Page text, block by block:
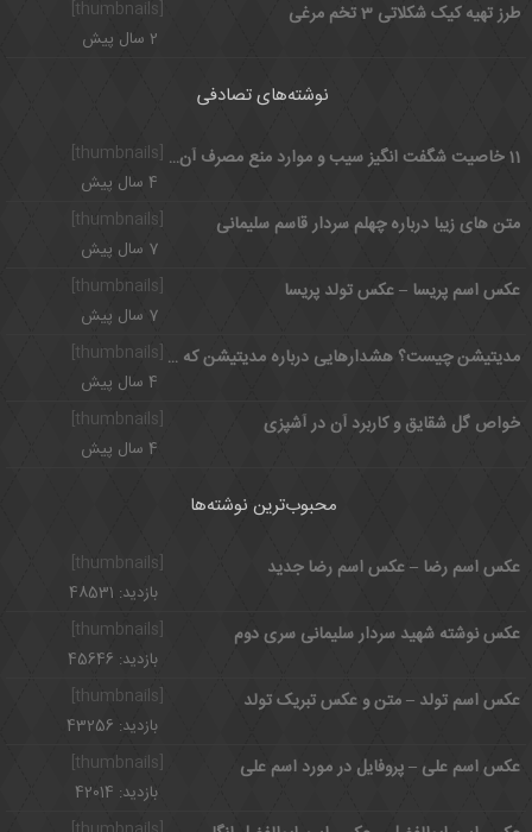
طرز تهیه کیک شکلاتی 3 تخم مرغی
2 سال پیش
نوشته‌های تصادفی
[thumbnails] 11 خاصیت شگفت انگیز سیب و موارد منع مصرف آن که باید بدانید
4 سال پیش
متن های زیبا درباره چهلم سردار قاسم سلیمانی
7 سال پیش
[thumbnails]
عکس اسم پریسا – عکس تولد پریسا
7 سال پیش
مدیتیشن چیست؟ هشدارهایی درباره مدیتیشن که باید بدانید
4 سال پیش
خواص گل شقایق و کاربرد آن در آشپزی
4 سال پیش
محبوب‌ترین نوشته‌ها
عکس اسم رضا – عکس اسم رضا جدید
بازدید: 48531
[thumbnails]
عکس نوشته شهید سردار سلیمانی سری دوم
بازدید: 45646
عکس اسم تولد – متن و عکس تبریک تولد
بازدید: 43256
عکس اسم علی – پروفایل در مورد اسم علی
بازدید: 42014